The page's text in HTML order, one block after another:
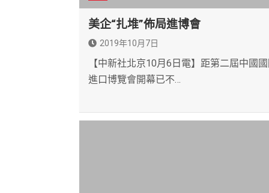
美企“扎堆”佈局進博會
2019年10月7日
【中新社北京10月6日電】距第二屆中國
進口博覽會開幕已不…